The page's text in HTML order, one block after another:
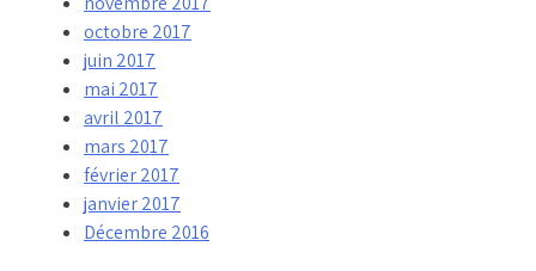
octobre 2017
juin 2017
mai 2017
avril 2017
mars 2017
février 2017
janvier 2017
Décembre 2016